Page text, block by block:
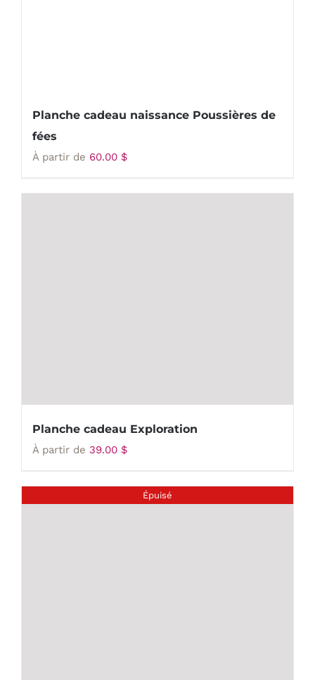
Planche cadeau naissance Poussières de
fées
À partir de 60.00 $
Planche cadeau Exploration
À partir de 39.00 $
Épuisé